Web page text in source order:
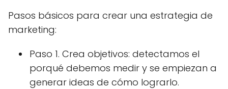
Pasos básicos para crear una estrategia de
marketing:
Paso 1. Crea objetivos: detectamos el
porqué debemos medir y se empiezan a
generar ideas de cómo lograrlo.